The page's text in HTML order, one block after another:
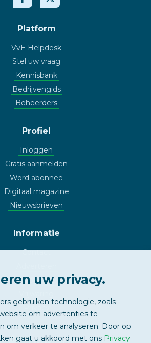
Platform
VvE Helpdesk
Stel uw vraag
Kennisbank
Bedrijvengids
Beheerders
Profiel
Inloggen
Gratis aanmelden
Word abonnee
Digitaal magazine
Nieuwsbrieven
Informatie
Contact
Copyright
uw privacy.
gebruiken technologie, zoals
om advertenties te
om verkeer te analyseren. Door op
gaat u akkoord met ons Privacy